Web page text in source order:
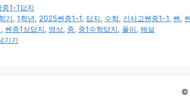
중1-1답지
기, 1학년, 2025쎈중1-1, 답지, 수학, 신사고쎈중1-1,쎈,
, 쎈중1상답지, 영상, 중, 중1수학답지, 풀이, 해설
기기
©